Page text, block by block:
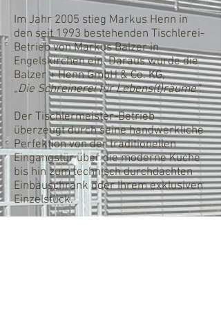
Im Jahr 2005 stieg Markus Henn in
den seit 1993 bestehenden Tischlerei-
Betrieb von Markus Balzer in
Engelskirchen ein. Daraus wurde die
Balzer + Henn GmbH & Co. KG,
„Die Schreinerei für Lebens(t)räume“.
Der Tischlermeister-Betrieb
überzeugt durch seine handwerkliche
Perfektion von der traditionellen
Eingangstür über die moderne Küche
bis hin zum technisch durchdachten
Einbauschrank oder Ihrem exklusiven
Einzelstück.